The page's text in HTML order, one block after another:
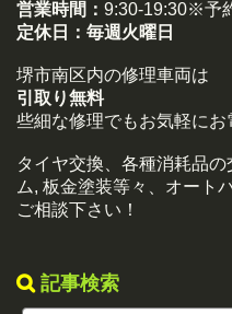
営業時間： 9:30-19:30※予
定休日： 毎週火曜日
堺市南区内の修理車両は
引取り無料
些細な修理でもお気軽にお
タイヤ交換、各種消耗品
ム, 板金塗装等々、オート
ご相談下さい！
記事検索